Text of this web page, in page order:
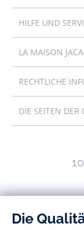
HILFE UND
LA MAISON
RECHTLICHE
DIE SEITEN DER